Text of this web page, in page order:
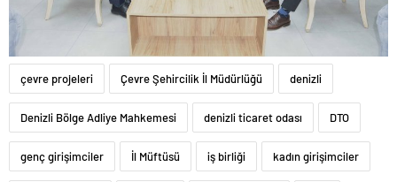
çevre projeleri Çevre Şehircilik İl Müdürlüğü denizli
Denizli Bölge Adliye Mahkemesi denizli ticaret odası DTO
genç girişimciler İl Müftüsü iş birliği kadın girişimciler